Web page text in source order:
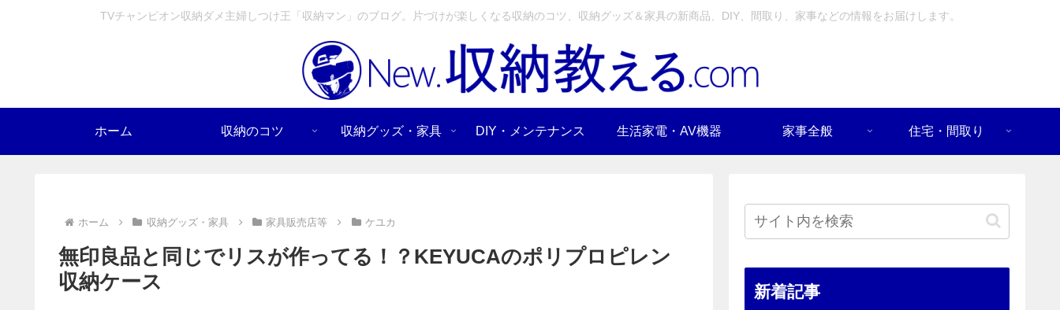
TVチャンピオン収納ダメ主婦しつけ王「収納マン」のブログ。片づけが楽しくなる収納のコツ、収納グッズ＆家具の新商品、DIY、間取り、家事などの情報をお届けします。
ホーム 収納のコツ 収納グッズ・家具 DIY・メンテナンス 生活家電・AV機器 家事全般 住宅・間取り
ホーム 収納グッズ・家具 家具販売店等 ケユカ
無印良品と同じでリスが作ってる！？KEYUCAのポリプロピレン
収納ケース
新着記事